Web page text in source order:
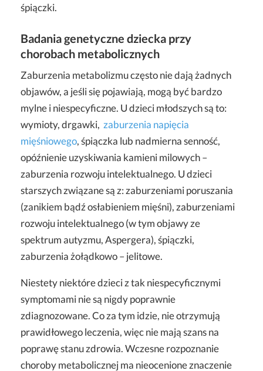
śpiączki.
Badania genetyczne dziecka przy
chorobach metabolicznych
Zaburzenia metabolizmu często nie dają żadnych
objawów, a jeśli się pojawiają, mogą być bardzo
mylne i niespecyficzne. U dzieci młodszych są to:
wymioty, drgawki, zaburzenia napięcia
mięśniowego, śpiączka lub nadmierna senność,
opóźnienie uzyskiwania kamieni milowych –
zaburzenia rozwoju intelektualnego. U dzieci
starszych związane są z: zaburzeniami poruszania
(zanikiem bądź osłabieniem mięśni), zaburzeniami
rozwoju intelektualnego (w tym objawy ze
spektrum autyzmu, Aspergera), śpiączki,
zaburzenia żołądkowo – jelitowe.
Niestety niektóre dzieci z tak niespecyficznymi
symptomami nie są nigdy poprawnie
zdiagnozowane. Co za tym idzie, nie otrzymują
prawidłowego leczenia, więc nie mają szans na
poprawę stanu zdrowia. Wczesne rozpoznanie
choroby metabolicznej ma nieocenione znaczenie